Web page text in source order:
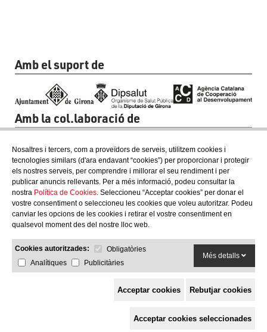
Nosaltres i tercers, com a proveïdors de serveis, utilitzem cookies i
tecnologies similars (d'ara endavant “cookies”) per proporcionar i protegir
els nostres serveis, per comprendre i millorar el seu rendiment i per
publicar anuncis rellevants. Per a més informació, podeu consultar la
nostra Política de Cookies. Seleccioneu “Acceptar cookies” per donar el
vostre consentiment o seleccioneu les cookies que voleu autoritzar. Podeu
canviar les opcions de les cookies i retirar el vostre consentiment en
qualsevol moment des del nostre lloc web.
Cookies autoritzades:
Obligatòries
Analítiques
Publicitàries
Més detalls
Acceptar cookies Rebutjar cookies
Acceptar cookies seleccionades
Amb el suport de
Amb la col.laboració de
c/ Mestre Francesc Civil,